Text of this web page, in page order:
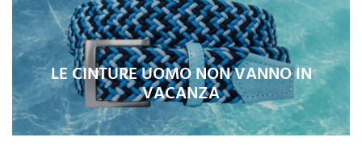
LE CINTURE UOMO NON VANNO IN
VACANZA